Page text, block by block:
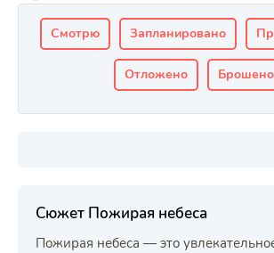
Смотрю Запланировано
Отложено Брошено
Сюжет Пожирая небеса
Пожирая небеса — это